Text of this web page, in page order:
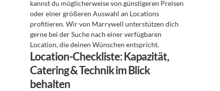
kannst du möglicherweise von günstigeren Preisen
oder einer größeren Auswahl an Locations
profitieren. Wir von Marrywell unterstützen dich
gerne bei der Suche nach einer verfügbaren
Location, die deinen Wünschen entspricht.
Location-Checkliste: Kapazität,
Catering & Technik im Blick
behalten